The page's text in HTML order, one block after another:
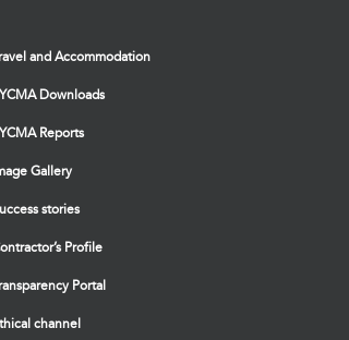
and Accommodation
Downloads
Reports
Gallery
stories
Profile
Portal
channel